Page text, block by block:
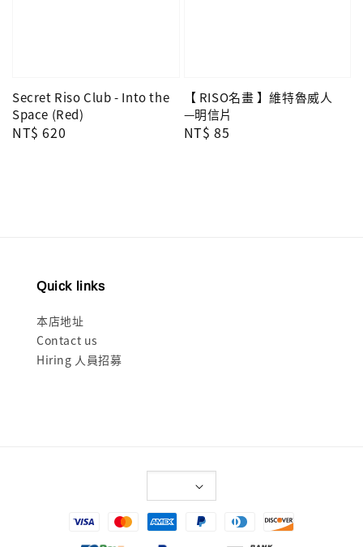
Secret Riso Club - Into the
Space (Red)
Regular
NT$ 620
【 RISO名畫 】維特魯威人
—明信片
Regular
NT$ 85
Quick links
本店地址
Contact us
Hiring 人員招募